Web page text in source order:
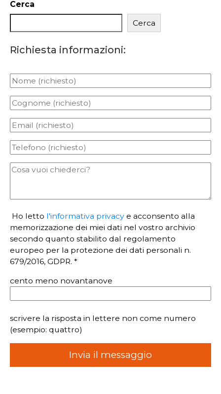
Cerca
Cerca
Richiesta informazioni:
Ho letto l'informativa privacy e acconsento alla
memorizzazione dei miei dati nel vostro archivio
secondo quanto stabilito dal regolamento
europeo per la protezione dei dati personali n.
679/2016, GDPR. *
cento meno novantanove
scrivere la risposta in lettere non come numero
(esempio: quattro)